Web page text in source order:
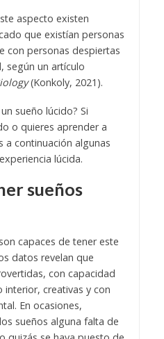
aspecto existen
que existían personas
con personas despiertas
según un artículo
(Konkoly, 2021).
sueño lúcido? Si
o quieres aprender a
a continuación algunas
lúcida.
sueños
capaces de tener este
datos revelan que
con capacidad
creativas y con
En ocasiones,
sueños alguna falta de